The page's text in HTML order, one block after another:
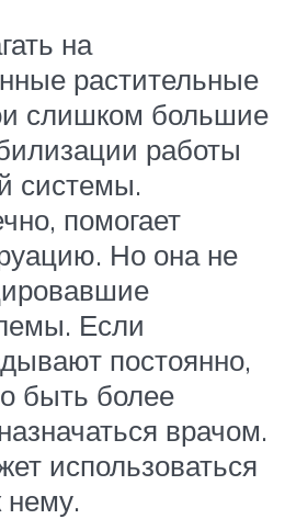
на
растительные
слишком большие
работы
системы.
помогает
Но она не
Если
постоянно,
быть более
врачом.
использоваться
нему.